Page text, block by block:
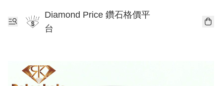
Diamond Price 鑽石格價平
台